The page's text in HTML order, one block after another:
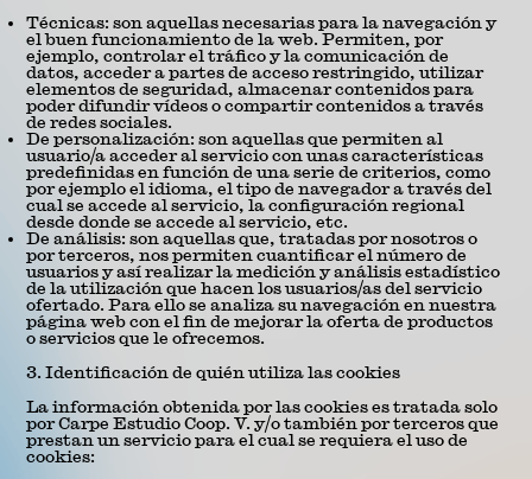
Técnicas: son aquellas necesarias para la navegación y
el buen funcionamiento de la web. Permiten, por
ejemplo, controlar el tráfico y la comunicación de
datos, acceder a partes de acceso restringido, utilizar
elementos de seguridad, almacenar contenidos para
poder difundir vídeos o compartir contenidos a través
de redes sociales.
De personalización: son aquellas que permiten al
usuario/a acceder al servicio con unas características
predefinidas en función de una serie de criterios, como
por ejemplo el idioma, el tipo de navegador a través del
cual se accede al servicio, la configuración regional
desde donde se accede al servicio, etc.
De análisis: son aquellas que, tratadas por nosotros o
por terceros, nos permiten cuantificar el número de
usuarios y así realizar la medición y análisis estadístico
de la utilización que hacen los usuarios/as del servicio
ofertado. Para ello se analiza su navegación en nuestra
página web con el fin de mejorar la oferta de productos
o servicios que le ofrecemos.
3. Identificación de quién utiliza las cookies
La información obtenida por las cookies es tratada solo
por Carpe Estudio Coop. V. y/o también por terceros que
prestan un servicio para el cual se requiera el uso de
cookies: